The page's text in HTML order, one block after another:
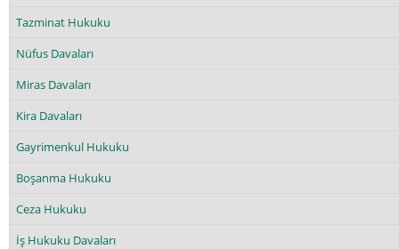
Tazminat Hukuku
Nüfus Davaları
Miras Davaları
Kira Davaları
Gayrimenkul Hukuku
Boşanma Hukuku
Ceza Hukuku
İş Hukuku Davaları